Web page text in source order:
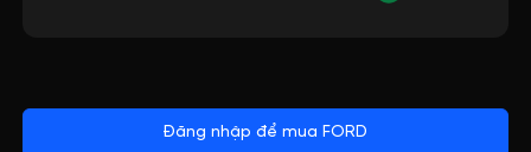
Đăng nhập để mua FORD